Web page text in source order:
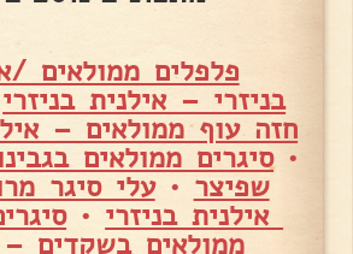
פלפלים ממולאים /
בניזרי – אילנית בניזרי
חזה עוף ממולאים –
•סיגרים ממולאים
שפיצר •עלי סיגר
אילנית בניזרי •
ממולאים בשקדים –